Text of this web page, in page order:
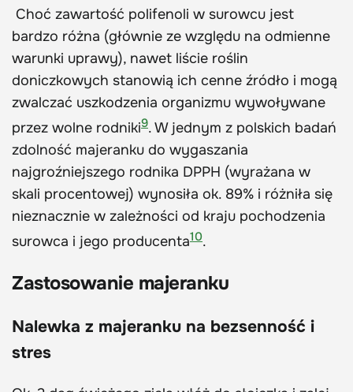
Choć zawartość polifenoli w surowcu jest
bardzo różna (głównie ze względu na odmienne
warunki uprawy), nawet liście roślin
doniczkowych stanowią ich cenne źródło i mogą
zwalczać uszkodzenia organizmu wywoływane
przez wolne rodniki9. W jednym z polskich badań
zdolność majeranku do wygaszania
najgroźniejszego rodnika DPPH (wyrażana w
skali procentowej) wynosiła ok. 89% i różniła się
nieznacznie w zależności od kraju pochodzenia
surowca i jego producenta10.
Zastosowanie majeranku
Nalewka z majeranku na bezsenność i
stres